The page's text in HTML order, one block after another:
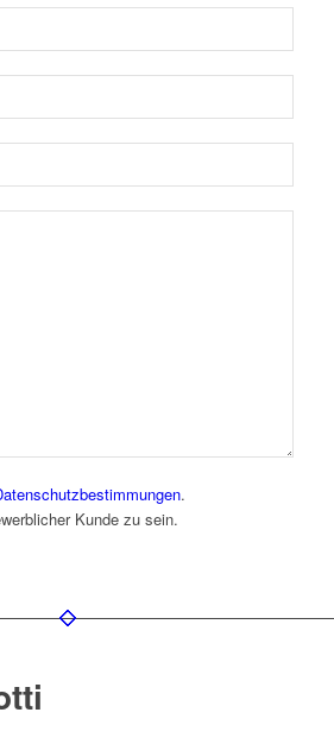
.
Kunde zu sein.
leer